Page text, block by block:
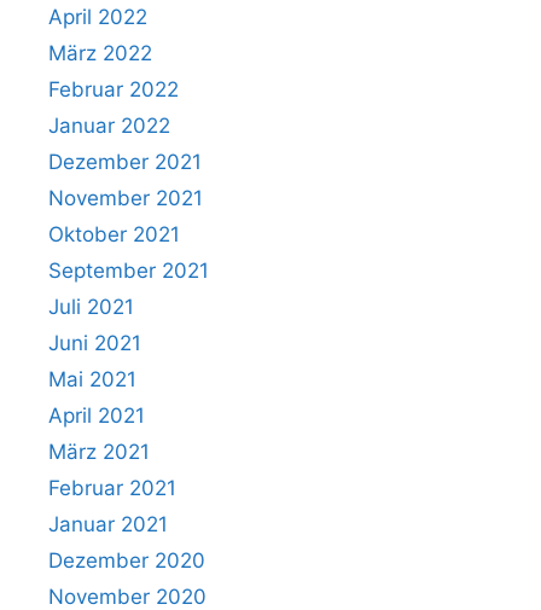
April 2022
März 2022
Februar 2022
Januar 2022
Dezember 2021
November 2021
Oktober 2021
September 2021
Juli 2021
Juni 2021
Mai 2021
April 2021
März 2021
Februar 2021
Januar 2021
Dezember 2020
November 2020